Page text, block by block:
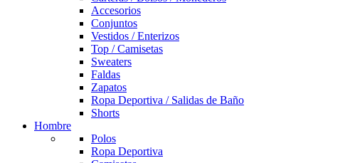
Accesorios
Conjuntos
Vestidos / Enterizos
Top / Camisetas
Sweaters
Faldas
Zapatos
Ropa Deportiva / Salidas de Baño
Shorts
Hombre
Polos
Ropa Deportiva